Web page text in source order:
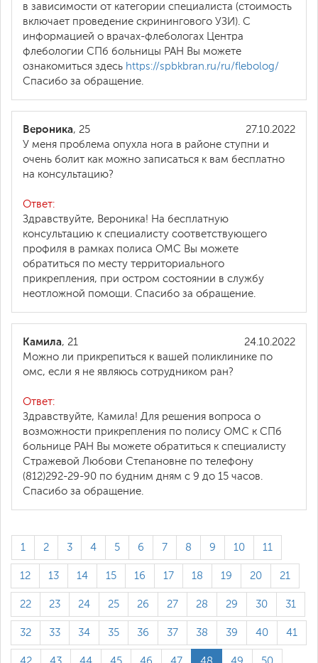
в зависимости от категории специалиста (стоимость
включает проведение скринингового УЗИ). С
информацией о врачах-флебологах Центра
флебологии СПб больницы РАН Вы можете
ознакомиться здесь https://spbkbran.ru/ru/flebolog/
Спасибо за обращение.
27.10.2022
Вероника, 25
У меня проблема опухла нога в районе ступни и
очень болит как можно записаться к вам бесплатно
на консультацию?
Ответ:
Здравствуйте, Вероника! На бесплатную
консультацию к специалисту соответствующего
профиля в рамках полиса ОМС Вы можете
обратиться по месту территориального
прикрепления, при остром состоянии в службу
неотложной помощи. Спасибо за обращение.
24.10.2022
Камила, 21
Можно ли прикрепиться к вашей поликлинике по
омс, если я не являюсь сотрудником ран?
Ответ:
Здравствуйте, Камила! Для решения вопроса о
возможности прикрепления по полису ОМС к СПб
больнице РАН Вы можете обратиться к специалисту
Стражевой Любови Степановне по телефону
(812)292-29-90 по будним дням с 9 до 15 часов.
Спасибо за обращение.
1 2 3 4 5 6 7 8 9 10 11
12 13 14 15 16 17 18 19 20 21
22 23 24 25 26 27 28 29 30 31
32 33 34 35 36 37 38 39 40 41